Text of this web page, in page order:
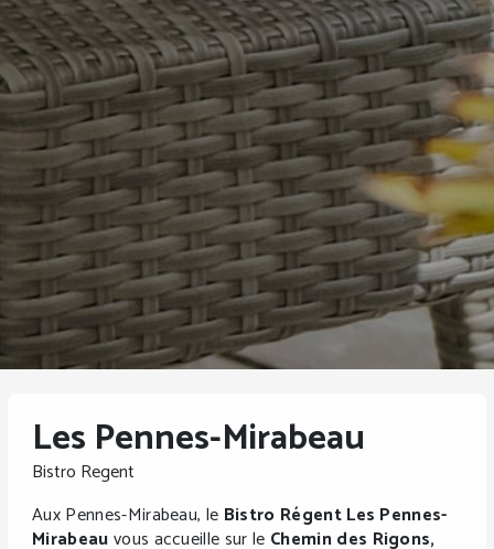
Les Pennes-Mirabeau
Bistro Regent
Aux Pennes-Mirabeau, le Bistro Régent Les Pennes-
Mirabeauvous accueille sur le Chemin des Rigons,